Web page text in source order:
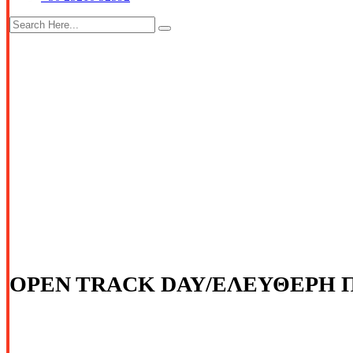
OPEN TRACK DAY/